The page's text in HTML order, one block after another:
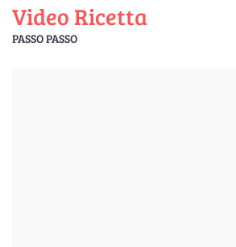
Video Ricetta
PASSO PASSO